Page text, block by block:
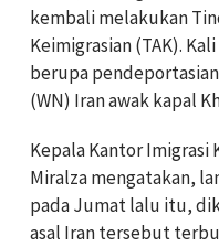
kembali melakukan
Keimigrasian (TAK).
berupa
(WN) Iran awak kapal
Kepala Kantor Imigrasi
Miralza mengatakan,
pada Jumat lalu itu,
asal Iran tersebut